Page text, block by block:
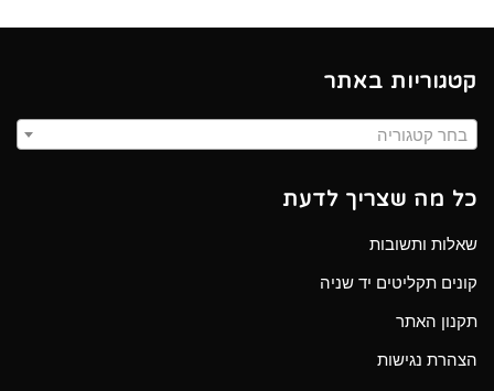
קטגוריות באתר
בחר קטגוריה
כל מה שצריך לדעת
שאלות ותשובות
קונים תקליטים יד שניה
תקנון האתר
הצהרת נגישות